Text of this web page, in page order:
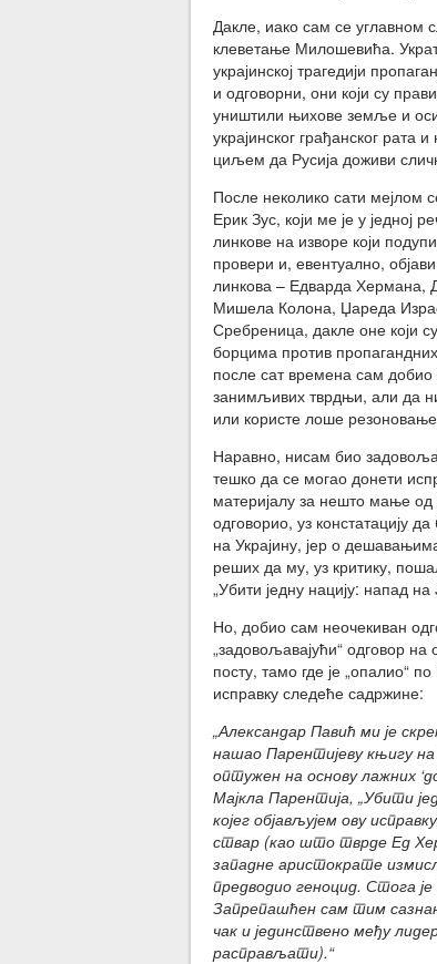
Дакле, иако сам се углавном
клеветање Милошевића.
украјинској трагедији
и одговорни, они који су
уништили њихове земље и
украјинског грађанског
циљем да Русија доживи
После неколико сати мејлом
Ерик Зус, који ме је у
линкове на изворе који
провери и, евентуално,
линкова – Едварда Хермана,
Мишела Колона, Џареда
Сребреница, дакле оне који
борцима против
после сат времена сам
занимљивих тврдњи, али да
или користе лоше
Наравно, нисам био
тешко да се могао донети
материјалу за нешто мање
одговорио, уз констатацију
на Украјину, јер о
реших да му, уз критику,
„Убити једну нацију: напад на
Но, добио сам неочекиван
„задовољавајући“ одговор
посту, тамо где је „опалио“
исправку следеће садржине:
„Александар Павић ми је
нашао Парентијеву књигу
оптужен на основу лажних
Мајкла Парентија, „Убити
којег објављујем ову
ствар (као што тврде Ед
западне аристократе
предводио геноцид. Стога
Запрепашћен сам тим
чак и јединствено међу
расправљати).“